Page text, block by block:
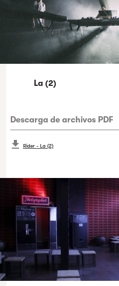
La (2)
Descarga de archivos PDF
Rider - La (2)